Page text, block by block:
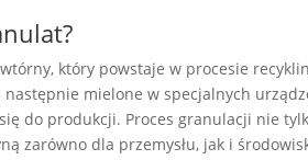
który powstaje w procesie
następnie mielone w specjalnych
do produkcji. Proces granulacji nie
zarówno dla przemysłu, jak i